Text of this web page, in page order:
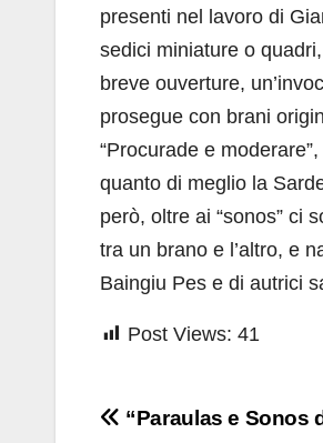
presenti nel lavoro di
sedici miniature o
breve ouverture,
prosegue con brani
“Procurade e
quanto di meglio la
però, oltre ai “sonos” ci
tra un brano e l’altro, e
Baingiu Pes e di autrici
Post Views: 41
Navigazione
“Paraulas e Sonos